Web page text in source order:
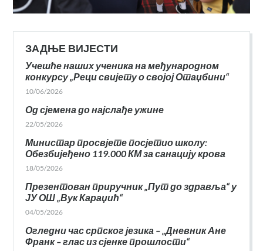
ЗАДЊЕ ВИЈЕСТИ
Учешће наших ученика на међународном
конкурсу „Реци свијету о својој Отаџбини“
10/06/2026
Од сјемена до најслађе ужине
22/05/2026
Министар просвјете посјетио школу:
Обезбијеђено 119.000 КМ за санацију крова
18/05/2026
Презентован приручник „Пут до здравља“ у
ЈУ ОШ „Вук Караџић“
04/05/2026
Огледни час српског језика – „Дневник Ане
Франк – глас из сјенке прошлости“